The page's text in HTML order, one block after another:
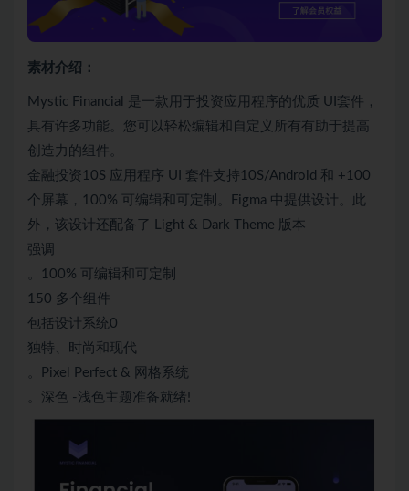
素材介绍：
Mystic Financial 是一款用于投资应用程序的优质 UI套件，
具有许多功能。您可以轻松编辑和自定义所有有助于提高
创造力的组件。
金融投资10S 应用程序 UI 套件支持10S/Android 和 +100
个屏幕，100% 可编辑和可定制。Figma 中提供设计。此
外，该设计还配备了 Light & Dark Theme 版本
强调
。100% 可编辑和可定制
150 多个组件
包括设计系统0
独特、时尚和现代
。Pixel Perfect & 网格系统
。深色 -浅色主题准备就绪!